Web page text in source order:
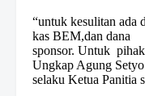
“untuk kesulitan ada
kas BEM,dan dana
sponsor. Untuk
Ungkap Agung Setyo
selaku Ketua Panitia